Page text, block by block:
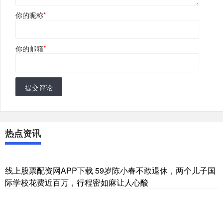
你的昵称*
你的邮箱*
提交评论
热点资讯
线上股票配资网APP下载 59岁陈小春不敢退休，两个儿子国
际学校花费近百万，行程密如麻让人心酸